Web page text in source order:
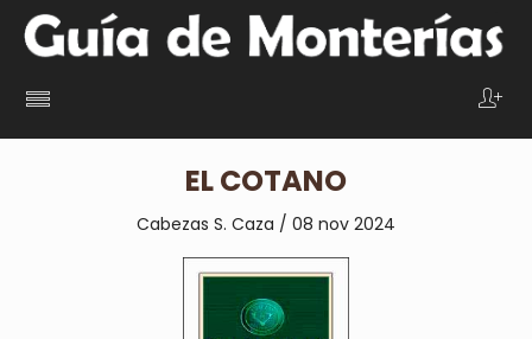
EL COTANO
Cabezas S. Caza / 08 nov 2024